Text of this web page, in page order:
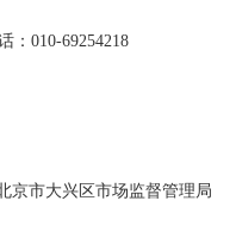
010-69254218
市大兴区市场监督管理局